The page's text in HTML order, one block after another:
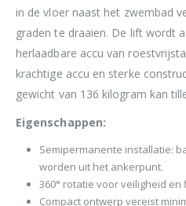
in de vloer naast het zwembad
graden te draaien. De lift wordt
herlaadbare accu van
krachtige accu en sterke
gewicht van 136 kilogram kan
Eigenschappen:
Semipermanente installatie:
worden uit het ankerpunt.
360° rotatie voor veiligheid en
Compact ontwerp vereist